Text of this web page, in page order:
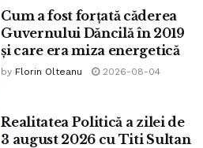
Cum a fost forțată căderea
Guvernului Dăncilă în 2019
și care era miza energetică
by Florin Olteanu 2026-08-04
Realitatea Politică a zilei de
3 august 2026 cu Titi Sultan